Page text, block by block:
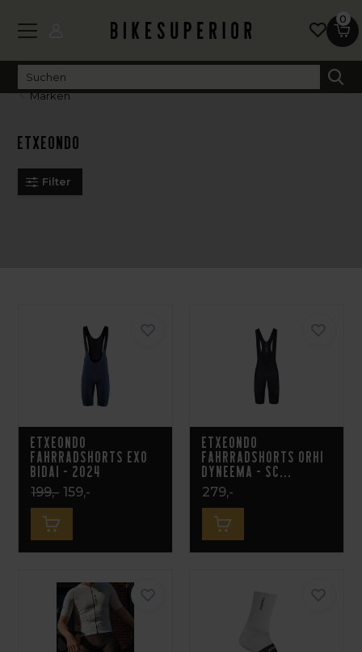
0
Marken
Etxeondo
Filter
Etxeondo
Fahrradshorts EXO
Bidai - 2024
199,- 159,-
Etxeondo
Fahrradshorts Orhi
Dyneema - Sc...
279,-